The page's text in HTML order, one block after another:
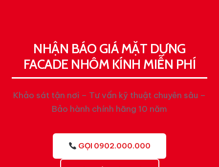
NHẬN BÁO GIÁ MẶT DỰNG
FACADE NHÔM KÍNH MIỄN PHÍ
Khảo sát tận nơi – Tư vấn kỹ thuật chuyên sâu –
Bảo hành chính hãng 10 năm
GỌI 0902.000.000